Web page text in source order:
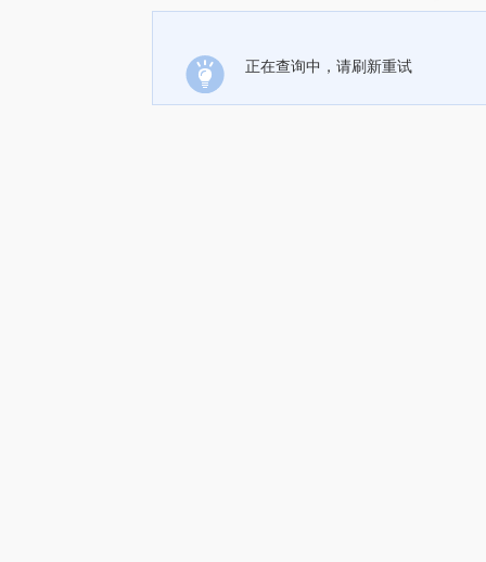
正在查询中，请刷新重试